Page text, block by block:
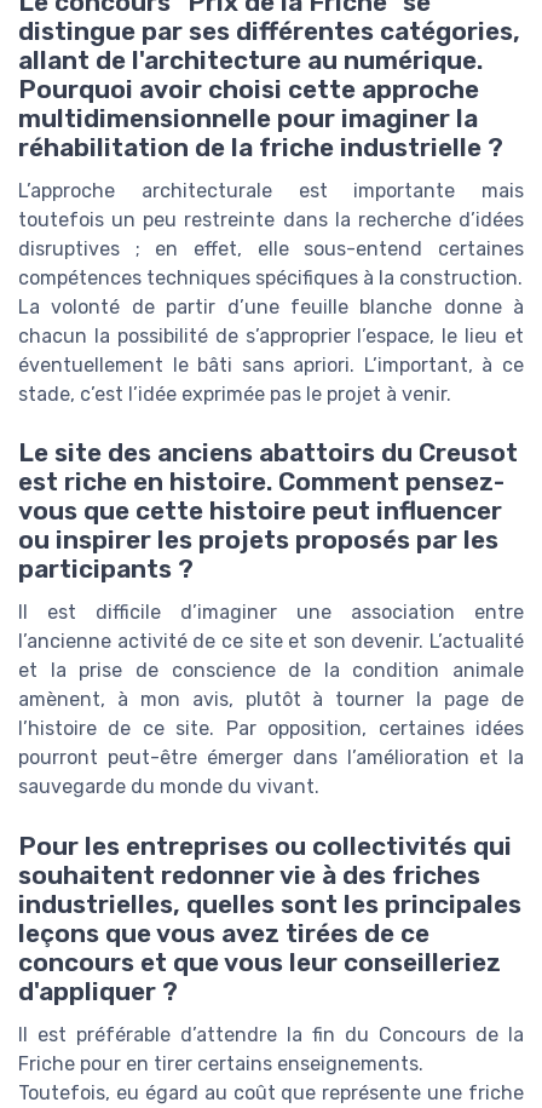
distingue par ses différentes catégories,
allant de l'architecture au numérique.
Pourquoi avoir choisi cette approche
multidimensionnelle pour imaginer la
réhabilitation de la friche industrielle ?
L’approche architecturale est importante mais
toutefois un peu restreinte dans la recherche d’idées
disruptives ; en effet, elle sous-entend certaines
compétences techniques spécifiques à la construction.
La volonté de partir d’une feuille blanche donne à
chacun la possibilité de s’approprier l’espace, le lieu et
éventuellement le bâti sans apriori. L’important, à ce
stade, c’est l’idée exprimée pas le projet à venir.
Le site des anciens abattoirs du Creusot
est riche en histoire. Comment pensez-
vous que cette histoire peut influencer
ou inspirer les projets proposés par les
participants ?
Il est difficile d’imaginer une association entre
l’ancienne activité de ce site et son devenir. L’actualité
et la prise de conscience de la condition animale
amènent, à mon avis, plutôt à tourner la page de
l’histoire de ce site. Par opposition, certaines idées
pourront peut-être émerger dans l’amélioration et la
sauvegarde du monde du vivant.
Pour les entreprises ou collectivités qui
souhaitent redonner vie à des friches
industrielles, quelles sont les principales
leçons que vous avez tirées de ce
concours et que vous leur conseilleriez
d'appliquer ?
Il est préférable d’attendre la fin du Concours de la
Friche pour en tirer certains enseignements.
Toutefois, eu égard au coût que représente une friche